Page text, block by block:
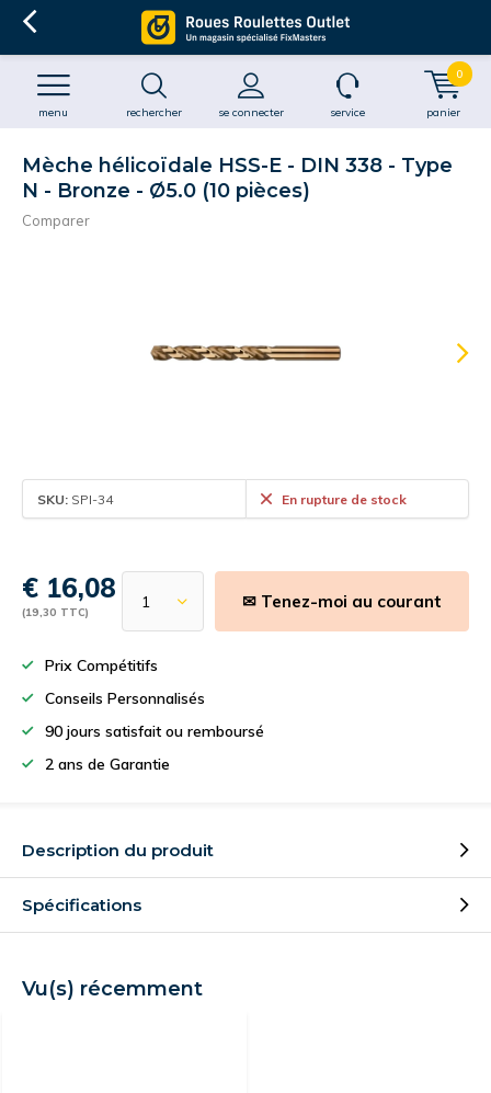
rechercher se connecter
menu service panier
0
Mèche hélicoïdale HSS-E - DIN 338 - Type
N - Bronze - Ø5.0 (10 pièces)
Comparer
SKU: SPI-34 En rupture de stock
€ 16,08
(19,30 TTC)
✉ Tenez-moi au courant
Prix Compétitifs
Conseils Personnalisés
90 jours satisfait ou remboursé
2 ans de Garantie
Description du produit
Spécifications
Vu(s) récemment